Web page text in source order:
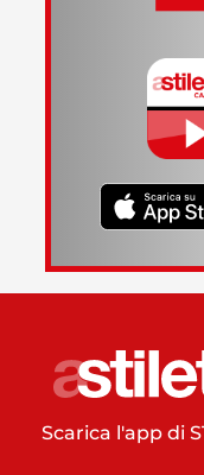
Scarica l'app di